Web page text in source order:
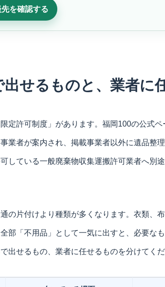
を確認する
せるものと、業者に
定許可制度」があります。福岡100の公式
業者が案内され、掲載事業者以外に遺品整
している一般廃棄物収集運搬許可業者へ別
の片付けより種類が多くなります。衣類、
部「不用品」として一気に出すと、必要な
出せるもの、業者に任せるものを分けてくだ